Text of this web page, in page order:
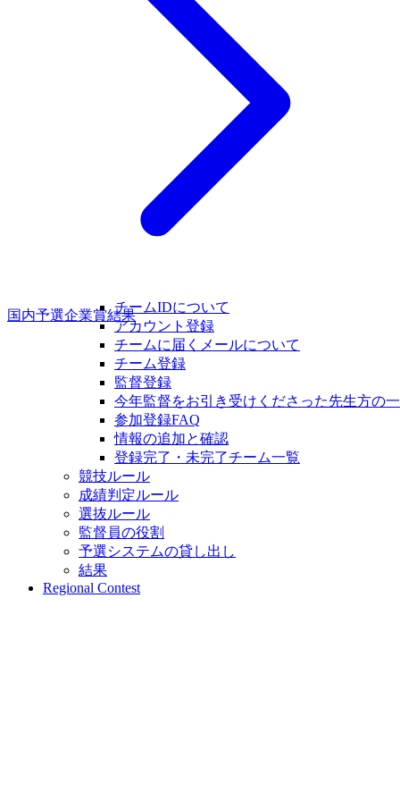
チームIDについて
アカウント登録
チームに届くメールについて
チーム登録
監督登録
今年監督をお引き受けくださった先生方の
参加登録FAQ
情報の追加と確認
登録完了・未完了チーム一覧
競技ルール
成績判定ルール
選抜ルール
監督員の役割
予選システムの貸し出し
結果
Regional Contest
国内予選企業賞結果